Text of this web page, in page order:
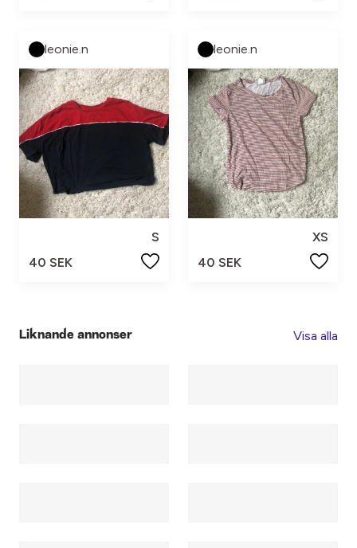
leonie.n
S
40 SEK
leonie.n
XS
40 SEK
Liknande annonser Visa alla